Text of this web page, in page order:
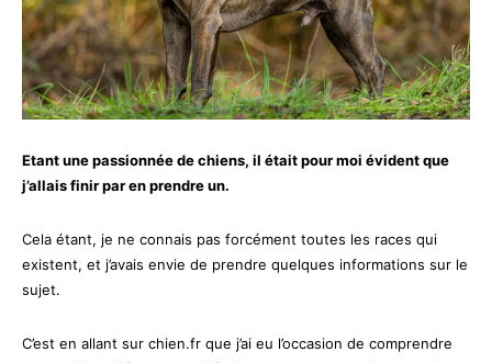
Etant une passionnée de chiens, il était pour moi évident que
j’allais finir par en prendre un.
Cela étant, je ne connais pas forcément toutes les races qui
existent, et j’avais envie de prendre quelques informations sur le
sujet.
C’est en allant sur chien.fr que j’ai eu l’occasion de comprendre